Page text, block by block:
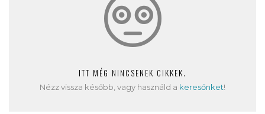
ITT MÉG NINCSENEK CIKKEK.
Nézz vissza később, vagy használd a keresőnket!